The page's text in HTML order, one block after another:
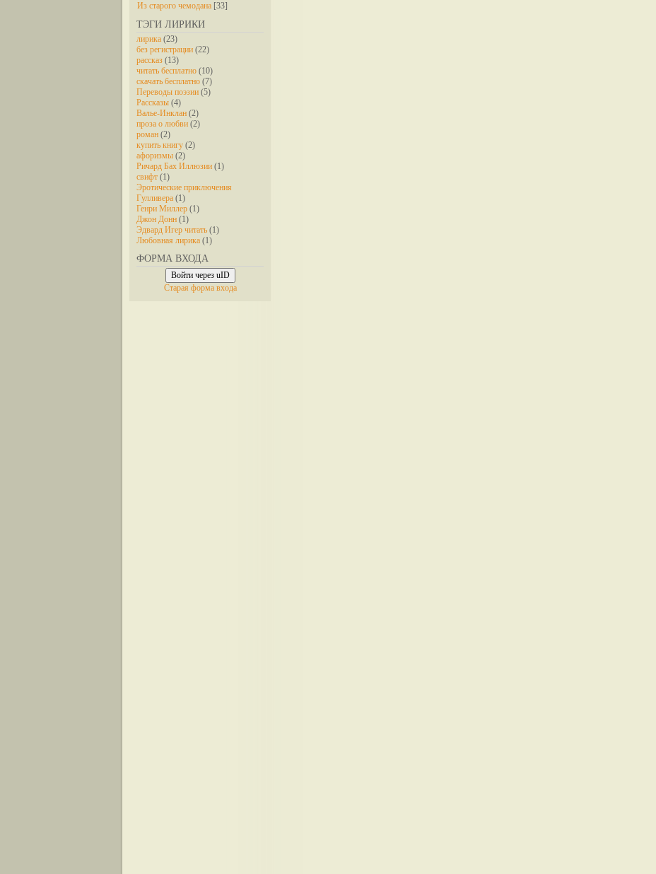
Из старого чемодана [33]
ТЭГИ ЛИРИКИ
лирика (23)
без регистрации (22)
рассказ (13)
читать бесплатно (10)
скачать бесплатно (7)
Переводы поэзии (5)
Рассказы (4)
Валье-Инклан (2)
проза о любви (2)
роман (2)
купить книгу (2)
афоризмы (2)
Ричард Бах Иллюзии (1)
свифт (1)
Эротические приключения
Гулливера (1)
Генри Миллер (1)
Джон Донн (1)
Эдвард Игер читать (1)
Любовная лирика (1)
ФОРМА ВХОДА
Войти через uID
Старая форма входа